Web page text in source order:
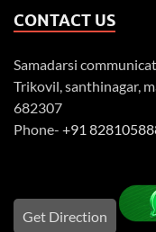
CONTACT US
Samadarsi
Trikovil, santhinagar,
682307
Phone- +91
Get Direction